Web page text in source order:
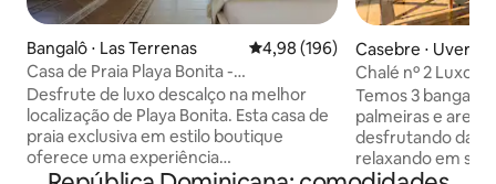
Bangalô ⋅ Las Terrenas 4,98 de uma avaliação média de
4,98 (196)
Casa de Praia Playa Bonita -
verdadeiramente à beira-mar!
Desfrute de luxo descalço na melhor
localização de Playa Bonita. Esta casa de
praia exclusiva em estilo boutique
oferece uma experiência
verdadeiramente à beira-mar, sem
Casebre ⋅ Uvero
ro - Punta Cana
Chalé nº 2 Luxo
Jacuzzi
Temos 3
palmeiras e areia. Passe seus dias
desfrutando da
relaxando em
hipnotizado pelo